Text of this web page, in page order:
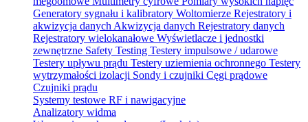
Generatory sygnału i kalibratory Woltomierze Rejestratory i
akwizycja danych Akwizycja danych Rejestratory danych
Rejestratory wielokanałowe Wyświetlacze i jednostki
zewnętrzne Safety Testing Testery impulsowe / udarowe
Testery upływu prądu Testery uziemienia ochronnego Testery
wytrzymałości izolacji Sondy i czujniki Cęgi prądowe
Czujniki prądu
Systemy testowe RF i nawigacyjne
Analizatory widma